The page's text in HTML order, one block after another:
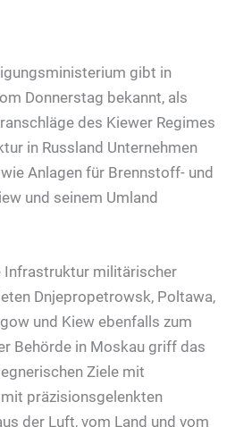
gibt in
Donnerstag bekannt, als
des Kiewer Regimes
in Russland Unternehmen
Anlagen für Brennstoff- und
und seinem Umland
Infrastruktur militärischer
Dnjepropetrowsk, Poltawa,
und Kiew ebenfalls zum
Behörde in Moskau griff das
Ziele mit
präzisionsgelenkten
der Luft, vom Land und vom